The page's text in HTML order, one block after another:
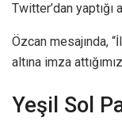
Twitter’dan yaptığı
Özcan mesajında,
altına imza
Yeşil Sol